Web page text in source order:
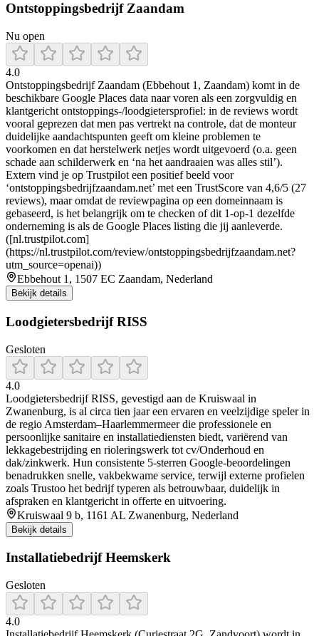
Ontstoppingsbedrijf Zaandam
Nu open
4.0
Ontstoppingsbedrijf Zaandam (Ebbehout 1, Zaandam) komt in de
beschikbare Google Places data naar voren als een zorgvuldig en
klantgericht ontstoppings-/loodgietersprofiel: in de reviews wordt
vooral geprezen dat men pas vertrekt na controle, dat de monteur
duidelijke aandachtspunten geeft om kleine problemen te
voorkomen en dat herstelwerk netjes wordt uitgevoerd (o.a. geen
schade aan schilderwerk en ‘na het aandraaien was alles stil’).
Extern vind je op Trustpilot een positief beeld voor
‘ontstoppingsbedrijfzaandam.net’ met een TrustScore van 4,6/5 (27
reviews), maar omdat de reviewpagina op een domeinnaam is
gebaseerd, is het belangrijk om te checken of dit 1-op-1 dezelfde
onderneming is als de Google Places listing die jij aanleverde.
([nl.trustpilot.com]
(https://nl.trustpilot.com/review/ontstoppingsbedrijfzaandam.net?
utm_source=openai))
Ebbehout 1, 1507 EC Zaandam, Nederland
Bekijk details
Loodgietersbedrijf RISS
Gesloten
4.0
Loodgietersbedrijf RISS, gevestigd aan de Kruiswaal in
Zwanenburg, is al circa tien jaar een ervaren en veelzijdige speler in
de regio Amsterdam–Haarlemmermeer die professionele en
persoonlijke sanitaire en installatiediensten biedt, variërend van
lekkagebestrijding en rioleringswerk tot cv/Onderhoud en
dak/zinkwerk. Hun consistente 5-sterren Google-beoordelingen
benadrukken snelle, vakbekwame service, terwijl externe profielen
zoals Trustoo het bedrijf typeren als betrouwbaar, duidelijk in
afspraken en klantgericht in offerte en uitvoering.
Kruiswaal 9 b, 1161 AL Zwanenburg, Nederland
Bekijk details
Installatiebedrijf Heemskerk
Gesloten
4.0